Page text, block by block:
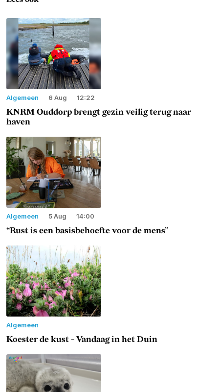
Algemeen 6 Aug 12:22
KNRM Ouddorp brengt gezin veilig terug naar
haven
Algemeen 5 Aug 14:00
“Rust is een basisbehoefte voor de mens”
Algemeen
Koester de kust - Vandaag in het Duin